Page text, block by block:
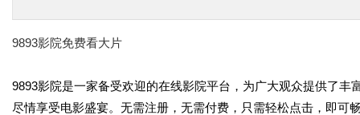
9893影院免费看大片
9893影院是一家备受欢迎的在线影院平台，为广大观众提供了
尽情享受电影盛宴。无需注册，无需付费，只需轻松点击，即可